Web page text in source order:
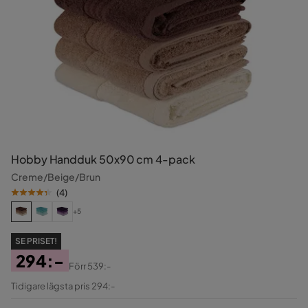
Hobby Handduk 50x90 cm 4-pack
Creme/Beige/Brun
(4)
+5
SE PRISET!
Pris
294:-
Original
Förr539:-
Tidigare lägsta pris 294:-